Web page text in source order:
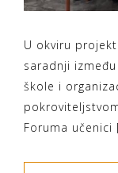
U okviru
saradnji
škole i
Foruma učenici